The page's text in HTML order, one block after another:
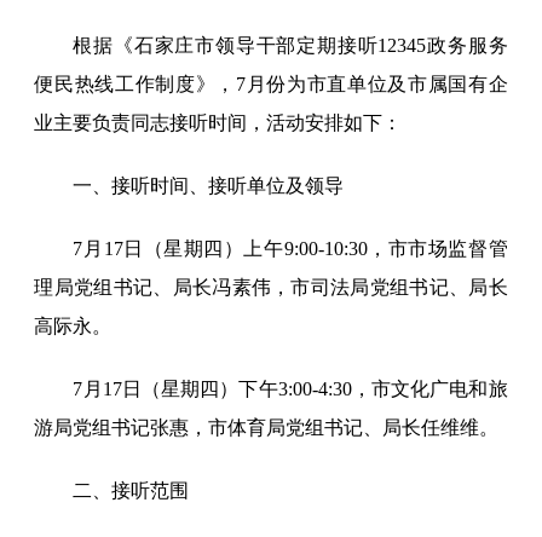
根据《石家庄市领导干部定期接听12345政务服务
便民热线工作制度》，7月份为市直单位及市属国有企
业主要负责同志接听时间，活动安排如下：
一、接听时间、接听单位及领导
7月17日（星期四）上午9:00-10:30，市市场监督管
理局党组书记、局长冯素伟，市司法局党组书记、局长
高际永。
7月17日（星期四）下午3:00-4:30，市文化广电和旅
游局党组书记张惠，市体育局党组书记、局长任维维。
二、接听范围